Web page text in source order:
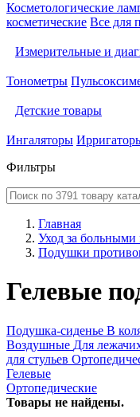
Косметологические
косметические Все для
Измерительные и
Тонометры
Детские товары
Ингаляторы
Фильтры
Главная
Уход за
Подушки
Гелевые
Подушка-сиденье В
Воздушные Для
для стульев
Гелевые
Ортопедические
Товары не найдены.